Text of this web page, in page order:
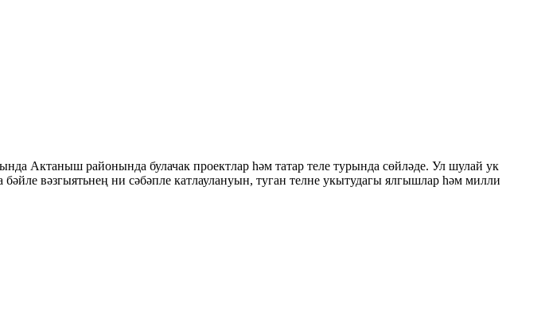
Актаныш районында булачак проектлар һәм татар теле турында сөйләде. Ул шулай ук
вәзгыятьнең ни сәбәпле катлаулануын, туган телне укытудагы ялгышлар һәм милли